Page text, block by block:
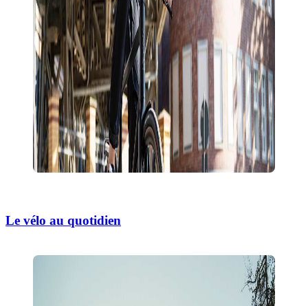
Le vélo au quotidien